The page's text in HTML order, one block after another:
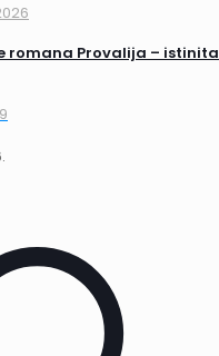
romana Provalija – istinita